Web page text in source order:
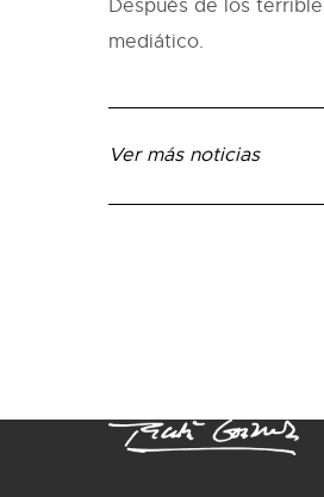
Después de los
mediático.
Ver más noticias